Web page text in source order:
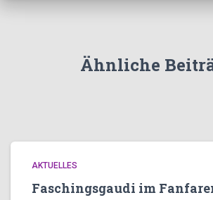
Ähnliche
AKTUELLES
Faschingsgaudi im